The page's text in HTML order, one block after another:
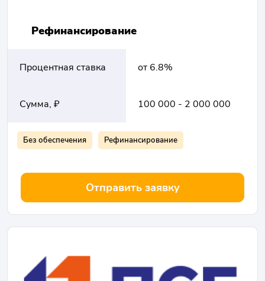
Рефинансирование
Процентная ставка от 6.8%
Сумма, ₽ 100 000 - 2 000 000
Без обеспечения Рефинансирование
Отправить заявку